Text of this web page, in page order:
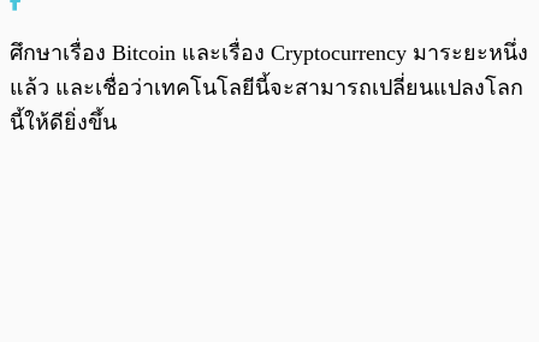
ศึกษาเรื่อง Bitcoin และเรื่อง Cryptocurrency มาระยะหนึ่ง
แล้ว และเชื่อว่าเทคโนโลยีนี้จะสามารถเปลี่ยนแปลงโลก
นี้ให้ดียิ่งขึ้น